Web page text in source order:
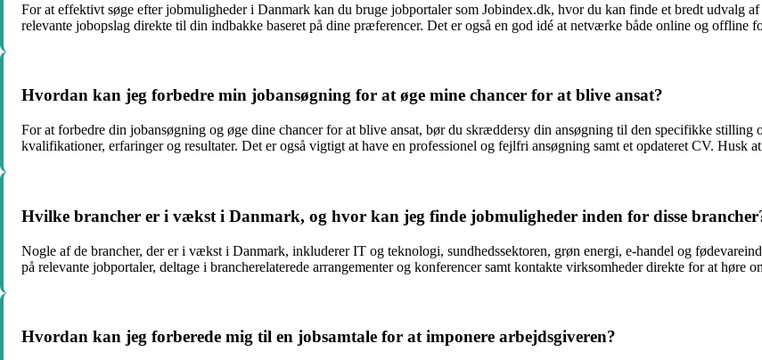
For at effektivt søge efter jobmuligheder i Danmark kan du bruge jobportaler som Jobindex.dk, hvor du kan finde et bredt udvalg
relevante jobopslag direkte til din indbakke baseret på dine præferencer. Det er også en god idé at netværke både online og offline
Hvordan kan jeg forbedre min jobansøgning for at øge mine chancer for at blive ansat?
For at forbedre din jobansøgning og øge dine chancer for at blive ansat, bør du skræddersy din ansøgning til den specifikke
kvalifikationer, erfaringer og resultater. Det er også vigtigt at have en professionel og fejlfri ansøgning samt et opdateret CV. Husk
Hvilke brancher er i vækst i Danmark, og hvor kan jeg finde jobmuligheder inden for disse
Nogle af de brancher, der er i vækst i Danmark, inkluderer IT og teknologi, sundhedssektoren, grøn energi, e-handel og
på relevante jobportaler, deltage i brancherelaterede arrangementer og konferencer samt kontakte virksomheder direkte for at høre
Hvordan kan jeg forberede mig til en jobsamtale for at imponere arbejdsgiveren?